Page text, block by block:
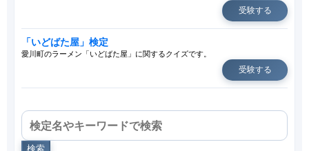
受験する
「いどばた屋」検定
愛川町のラーメン「いどばた屋」に関するクイズです。
受験する
検索